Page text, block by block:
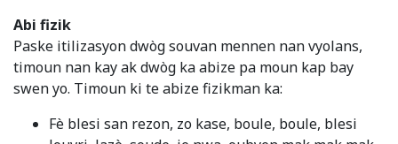
Abi fizik
Paske itilizasyon dwòg souvan mennen nan vyolans,
timoun nan kay ak dwòg ka abize pa moun kap bay
swen yo. Timoun ki te abize fizikman ka:
Fè blesi san rezon, zo kase, boule, boule, blesi